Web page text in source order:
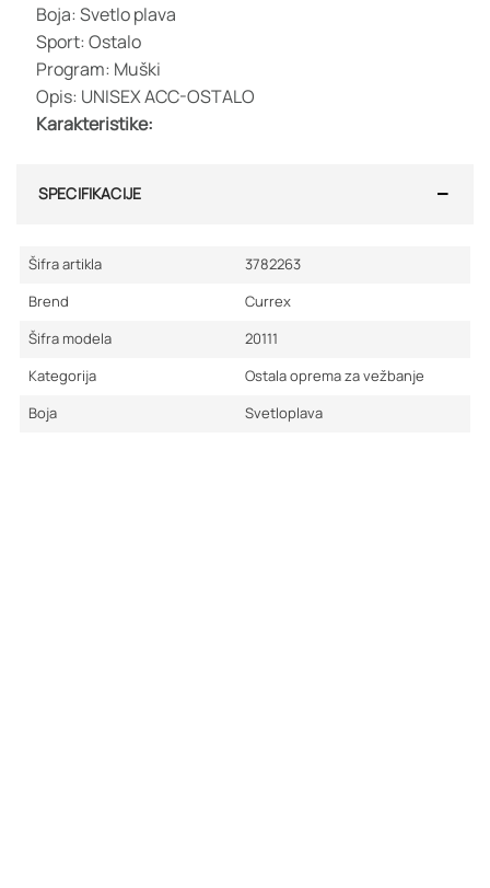
Boja: Svetlo plava
Sport: Ostalo
Program: Muški
Opis: UNISEX ACC-OSTALO
Karakteristike:
SPECIFIKACIJE
Šifra artikla
3782263
Brend
Currex
Šifra modela
20111
Kategorija
Ostala oprema za vežbanje
Boja
Svetloplava